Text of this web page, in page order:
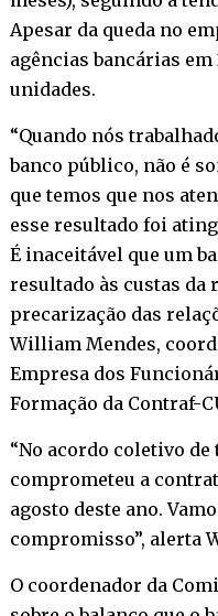
Apesar da queda no
agências bancárias em
unidades.
“Quando nós
banco público, não é
que temos que nos
esse resultado foi
É inaceitável que um
resultado às custas da
precarização das
William Mendes,
Empresa dos
Formação da Contraf-
“No acordo coletivo de
comprometeu a
agosto deste ano.
compromisso”, alerta
O coordenador da